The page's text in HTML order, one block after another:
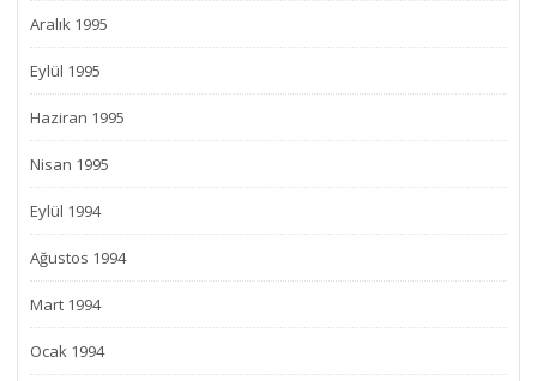
Aralık 1995
Eylül 1995
Haziran 1995
Nisan 1995
Eylül 1994
Ağustos 1994
Mart 1994
Ocak 1994